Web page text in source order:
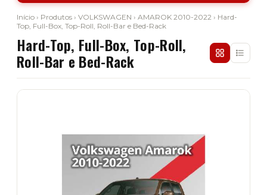
Início › Produtos › VOLKSWAGEN › AMAROK 2010-2022 › Hard-
Top, Full-Box, Top-Roll, Roll-Bar e Bed-Rack
Hard-Top, Full-Box, Top-Roll,
Roll-Bar e Bed-Rack